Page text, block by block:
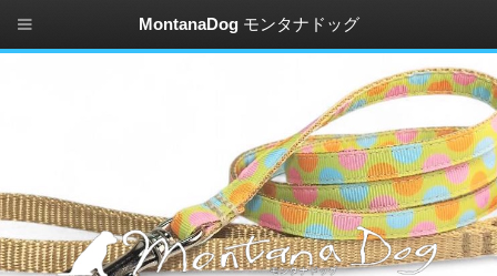
MontanaDog モンタナドッグ